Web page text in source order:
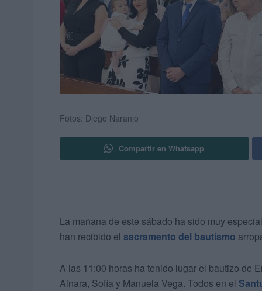
Fotos: Diego Naranjo
Compartir en Whatsapp
La mañana de este sábado ha sido muy
han recibido el sacramento del bautismo
A las 11:00 horas ha tenido lugar el bautizo de
Ainara, Sofía y Manuela Vega. Todos en el